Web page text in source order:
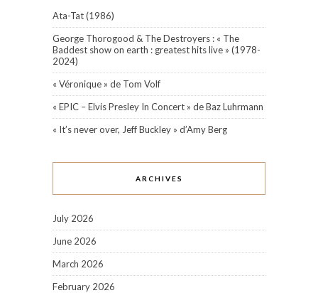
Ata-Tat (1986)
George Thorogood & The Destroyers : « The
Baddest show on earth : greatest hits live » (1978-
2024)
« Véronique » de Tom Volf
« EPIC – Elvis Presley In Concert » de Baz Luhrmann
« It’s never over, Jeff Buckley » d’Amy Berg
ARCHIVES
July 2026
June 2026
March 2026
February 2026